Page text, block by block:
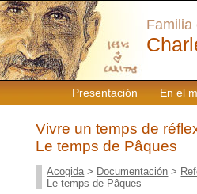
Presentación En el
Familia
Vivre un temps de
Le temps de Pâques
Acogida > Documentación >
Le temps de Pâques